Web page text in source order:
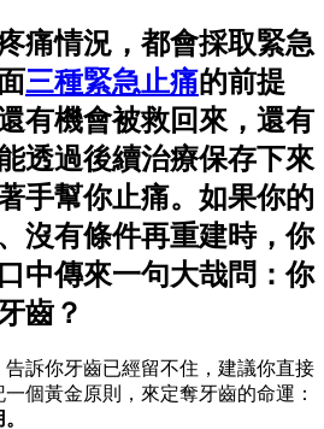
痛情況，都會採取緊急
三種緊急止痛的前提
有機會被救回來，還有
透過後續治療保存下來
手幫你止痛。如果你的
沒有條件再重建時，你
中傳來一句大哉問：你
齒？
訴你牙齒已經留不住，建議你直接
個黃金原則，來定奪牙齒的命運：